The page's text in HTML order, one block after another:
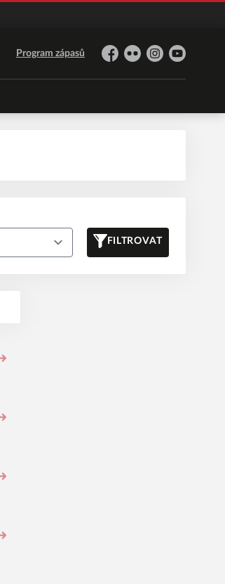
Program zápasů
Facebook
FlickrInstagramYouTube
FILTROVAT